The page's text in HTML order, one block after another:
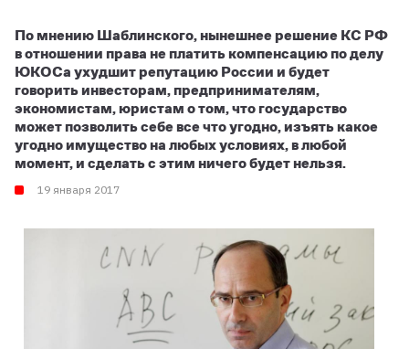
По мнению Шаблинского, нынешнее решение КС РФ
в отношении права не платить компенсацию по делу
ЮКОСа ухудшит репутацию России и будет
говорить инвесторам, предпринимателям,
экономистам, юристам о том, что государство
может позволить себе все что угодно, изъять какое
угодно имущество на любых условиях, в любой
момент, и сделать с этим ничего будет нельзя.
19 января 2017